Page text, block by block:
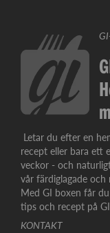
Letar du efter en
recept eller bara ett
veckor - och
vår färdiglagade och
Med GI boxen får
tips och recept på
KONTAKT